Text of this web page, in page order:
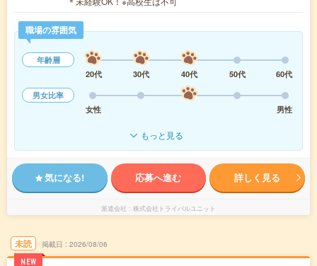
職場の雰囲気
年齢層
20代
30代 40代 50代
60代
男女比率
女性
男性
もっと見る
気になる! 応募へ進む 詳しく見る
派遣会社 株式会社トライバルユニット
未読
NEW
掲載日 2026/08/06